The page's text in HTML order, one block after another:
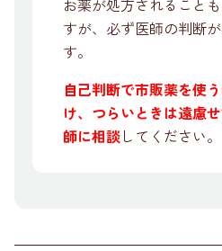
お薬が処方されること
すが、必ず医師の判断
す。
自己判断で市販薬を使
け、つらいときは遠慮
師に相談してください。